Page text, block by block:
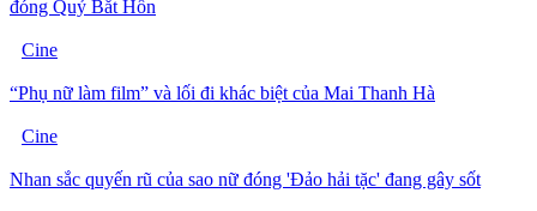
đóng Quỷ Bắt Hồn
Cine
“Phụ nữ làm film” và lối đi khác biệt của Mai Thanh Hà
Cine
Nhan sắc quyến rũ của sao nữ đóng 'Đảo hải tặc' đang gây sốt